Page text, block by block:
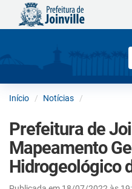
Início Notícias
Prefeitura de
Mapeamento
Hidrogeológico